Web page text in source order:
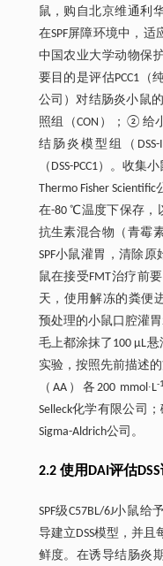
鼠，购自北京维通利
在SPF屏障环境中，
中国农业大学动物保
要目的是评估PCC1（
公司）对结肠炎小鼠
照组（CON）；②给
结肠炎模型组（
（DSS-PCC1）。收集
Thermo Fisher
在-80 ℃温度下保存，
抗生素混合物（青霉
SPF小鼠灌胃，清除
鼠在接受FMT治疗前
天，使用解冻的粪便
预处理的小鼠口腔灌
毛上都涂抹了100 μL悬
实验，按照先前描述的
（AA）各200 mmol∙L-1
Selleck化学有限公司
Sigma-Aldrich公司。
2.2 使用DAI评估
SPF级C57BL/6J小鼠
导建立DSS模型，并且
鲜度。在诱导结肠炎